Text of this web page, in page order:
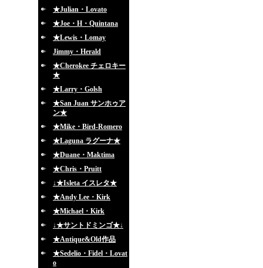
★Julian・Lovato
★Joe・H・Quintana
★Lewis・Lomay
Jimmy・Herald
★Cherokee チェロキー
★
★Larry・Golsh
★San Juan サンホゥア
ン★
★Mike・Bird-Romero
★Laguna ラグーナ★
★Duane・Maktima
★Chris・Pruitt
↓★Isleta イスレタ★
★Andy Lee・Kirk
★Michael・Kirk
↓★サントドミンゴ★↓
★Antique&Old作品
★Sedelio・Fidel・Lovat
o